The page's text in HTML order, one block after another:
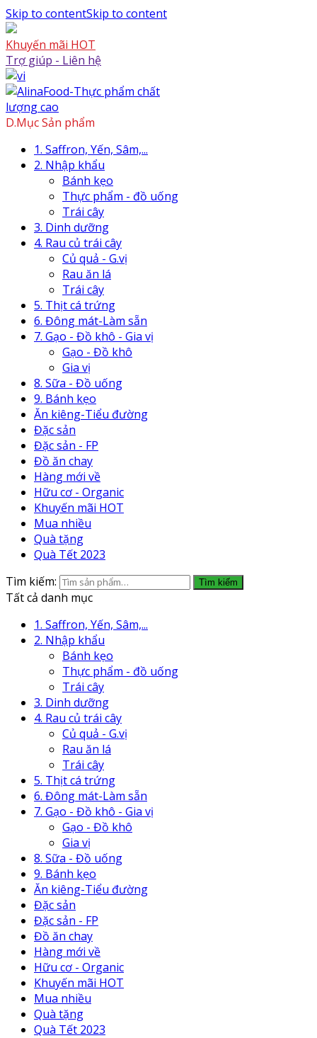
Skip to contentSkip to content
Khuyến mãi HOT
Trợ giúp - Liên hệ
D.Mục Sản phẩm
1. Saffron, Yến, Sâm,...
2. Nhập khẩu
Bánh kẹo
Thực phẩm - đồ uống
Trái cây
3. Dinh dưỡng
4. Rau củ trái cây
Củ quả - G.vị
Rau ăn lá
Trái cây
5. Thịt cá trứng
6. Đông mát-Làm sẵn
7. Gạo - Đồ khô - Gia vị
Gạo - Đồ khô
Gia vị
8. Sữa - Đồ uống
9. Bánh kẹo
Ăn kiêng-Tiểu đường
Đặc sản
Đặc sản - FP
Đồ ăn chay
Hàng mới về
Hữu cơ - Organic
Khuyến mãi HOT
Mua nhiều
Quà tặng
Quà Tết 2023
Tìm kiếm:
Tìm kiếm
Tất cả danh mục
1. Saffron, Yến, Sâm,...
2. Nhập khẩu
Bánh kẹo
Thực phẩm - đồ uống
Trái cây
3. Dinh dưỡng
4. Rau củ trái cây
Củ quả - G.vị
Rau ăn lá
Trái cây
5. Thịt cá trứng
6. Đông mát-Làm sẵn
7. Gạo - Đồ khô - Gia vị
Gạo - Đồ khô
Gia vị
8. Sữa - Đồ uống
9. Bánh kẹo
Ăn kiêng-Tiểu đường
Đặc sản
Đặc sản - FP
Đồ ăn chay
Hàng mới về
Hữu cơ - Organic
Khuyến mãi HOT
Mua nhiều
Quà tặng
Quà Tết 2023